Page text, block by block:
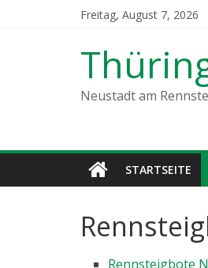
Freitag, August 7, 2026
Neustadt am
STARTSEITE
Rennsteigbote